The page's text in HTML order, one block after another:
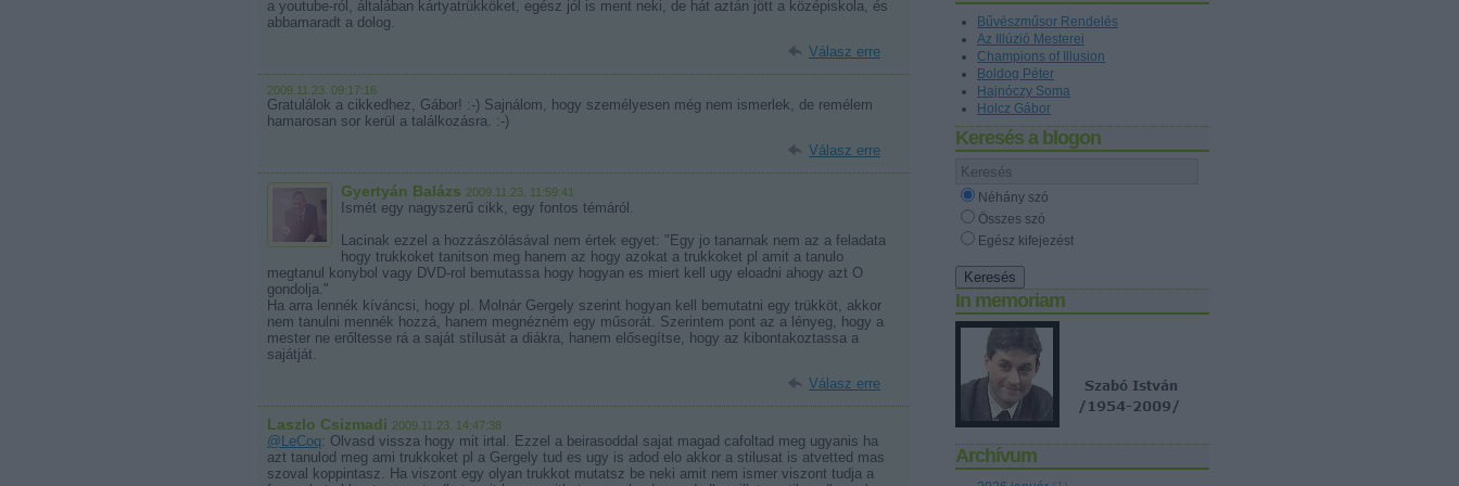
Bűvészműsor Rendelés
Az Illúzió Mesterei
Champions of Illusion
Boldog Péter
Hajnóczy Soma
Holcz Gábor
Keresés a blogon
Néhány szó
Összes szó
Egész kifejezést
In memoriam
Archívum
a youtube-ról, általában kártyatrükköket, egész jól is ment neki, de hát aztán jött a középiskola, és
abbamaradt a dolog.
Válasz erre
2009.11.23. 09:17:16
Gratulálok a cikkedhez, Gábor! :-) Sajnálom, hogy személyesen még nem ismerlek, de remélem
hamarosan sor kerül a találkozásra. :-)
Válasz erre
Gyertyán Balázs 2009.11.23. 11:59:41
Ismét egy nagyszerű cikk, egy fontos témáról.
Lacinak ezzel a hozzászólásával nem értek egyet: "Egy jo tanarnak nem az a feladata
hogy trukkoket tanitson meg hanem az hogy azokat a trukkoket pl amit a tanulo
megtanul konybol vagy DVD-rol bemutassa hogy hogyan es miert kell ugy eloadni ahogy azt O
gondolja."
Ha arra lennék kíváncsi, hogy pl. Molnár Gergely szerint hogyan kell bemutatni egy trükköt, akkor
nem tanulni mennék hozzá, hanem megnézném egy műsorát. Szerintem pont az a lényeg, hogy a
mester ne erőltesse rá a saját stílusát a diákra, hanem elősegítse, hogy az kibontakoztassa a
sajátját.
Válasz erre
Laszlo Csizmadi 2009.11.23. 14:47:38
@LeCoq: Olvasd vissza hogy mit irtal. Ezzel a beirasoddal sajat magad cafoltad meg ugyanis ha
azt tanulod meg ami trukkoket pl a Gergely tud es ugy is adod elo akkor a stilusat is atvetted mas
szoval koppintasz. Ha viszont egy olyan trukkot mutatsz be neki amit nem ismer viszont tudja a